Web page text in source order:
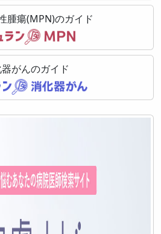
腫瘍(MPN)のガイド
がんのガイド